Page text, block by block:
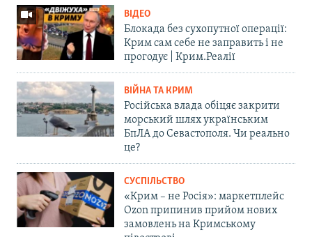
ВІДЕО
Блокада без сухопутної операції:
Крим сам себе не заправить і не
прогодує | Крим.Реалії
ВІЙНА ТА КРИМ
Російська влада обіцяє закрити
морський шлях українським
БпЛА до Севастополя. Чи реально
це?
СУСПІЛЬСТВО
«Крим – не Росія»: маркетплейс
Ozon припинив прийом нових
замовлень на Кримському